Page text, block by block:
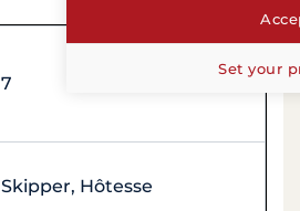
7
Skipper, Hôtesse
Set your